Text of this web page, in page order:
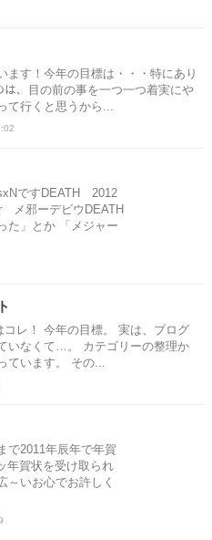
ます！今年の目標は・・・特にあり
、目の前の事を一つ一つ着実にや
て行くと思うから...
ですDEATH 2012
メ邪ーデビウDEATH
た」とか 「メジャー
レ！ 今年の目標。 実は、ブログ
いなくて…。 カテゴリーの整理か
ています。 その...
で2011年辰年で年賀
年賀状を受け取られ
～いお心でお許しく